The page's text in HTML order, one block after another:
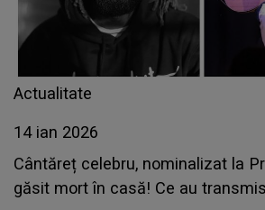
Actualitate
14 ian 2026
Cântăreț celebru, nominalizat la
găsit mort în casă! Ce au